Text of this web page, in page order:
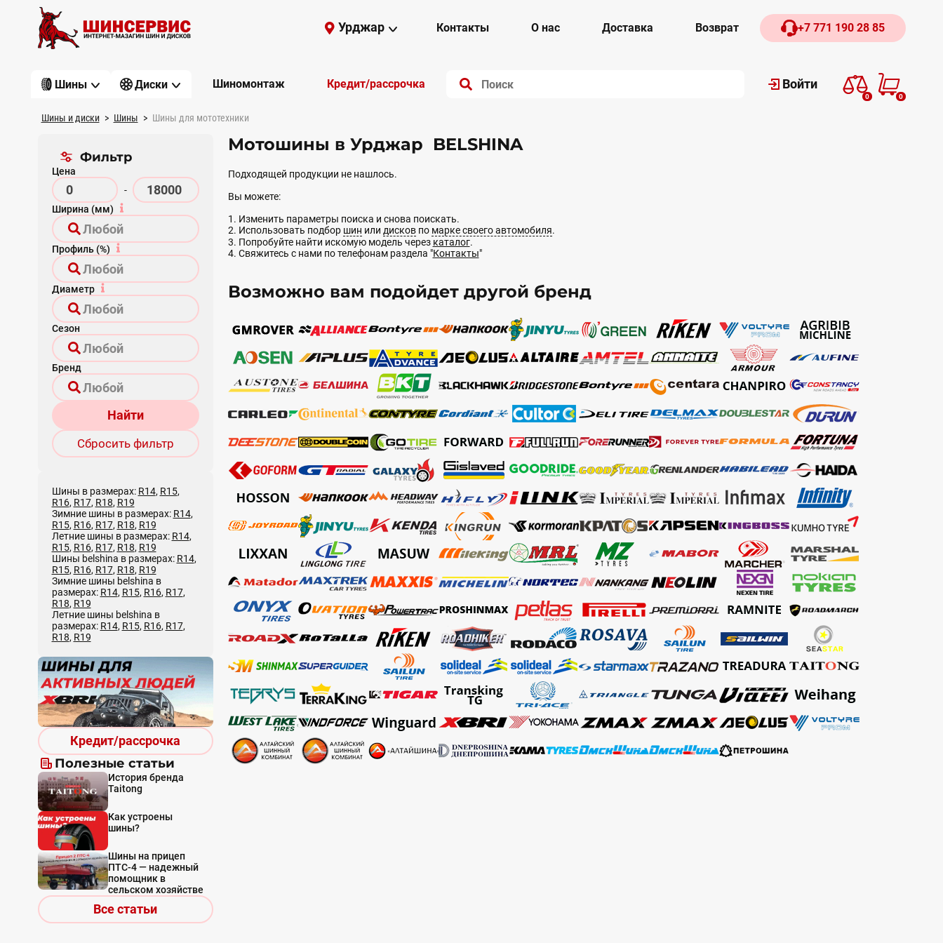
Урджар Контакты О нас Доставка Возврат +7 771 190 28 85
Шины Диски Шиномонтаж Кредит/рассрочка Войти
0 0
Шины и диски Шины Шины для мототехники
Фильтр
Цена
-
Ширина (мм)
Профиль (%)
Диаметр
Сезон
Бренд
Найти
Сбросить фильтр
Шины в размерах: R14, R15,
R16, R17, R18, R19
Зимние шины в размерах: R14,
R15, R16, R17, R18, R19
Летние шины в размерах: R14,
R15, R16, R17, R18, R19
Шины belshina в размерах: R14,
R15, R16, R17, R18, R19
Зимние шины belshina в
размерах: R14, R15, R16, R17,
R18, R19
Летние шины belshina в
размерах: R14, R15, R16, R17,
R18, R19
Кредит/рассрочка
Полезные статьи
История бренда
Taitong
Как устроены
шины?
Шины на прицеп
ПТС-4 — надежный
помощник в
сельском хозяйстве
Все статьи
Мотошины в Урджар BELSHINA
Подходящей продукции не нашлось.
Вы можете:
1. Изменить параметры поиска и снова поискать.
2. Использовать подбор шин или дисковпо марке своего автомобиля.
3. Попробуйте найти искомую модель через каталог.
4. Свяжитесь с нами по телефонам раздела "Контакты"
Возможно вам подойдет другой бренд